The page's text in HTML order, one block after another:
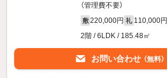
（管理費不要）
敷 220,000円 礼 110,000円
2階 / 6LDK / 185.48㎡
お問い合わせ （無料）